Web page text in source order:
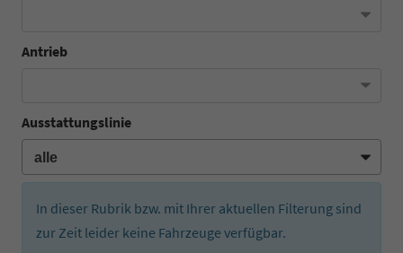
Antrieb
Ausstattungslinie
In dieser Rubrik bzw. mit Ihrer aktuellen Filterung sind
zur Zeit leider keine Fahrzeuge verfügbar.